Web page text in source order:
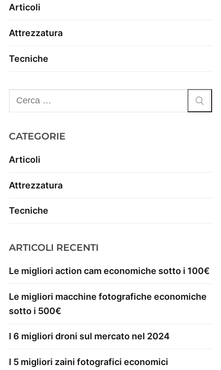
Articoli
Attrezzatura
Tecniche
CATEGORIE
Articoli
Attrezzatura
Tecniche
ARTICOLI RECENTI
Le migliori action cam economiche sotto i 100€
Le migliori macchine fotografiche economiche
sotto i 500€
I 6 migliori droni sul mercato nel 2024
I 5 migliori zaini fotografici economici